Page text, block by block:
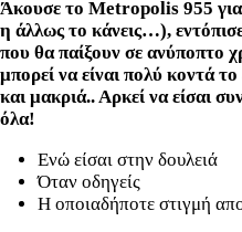
Άκουσε το Metropolis 955
η άλλως το κάνεις…),
που θα παίξουν σε ανύποπτο
μπορεί να είναι πολύ κοντά
και μακριά.. Αρκεί να είσαι
όλα!
Ενώ είσαι στην δουλειά
Όταν οδηγείς
Η οποιαδήποτε στιγμή